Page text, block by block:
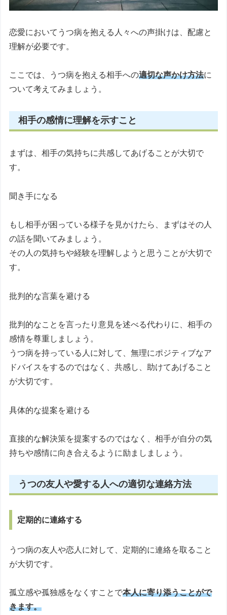
恋愛においてうつ病を抱える人々への声掛けは、配慮と
理解が必要です。
ここでは、うつ病を抱える相手への適切な声かけ方法に
ついて考えてみましょう。
相手の感情に理解を示すこと
まずは、相手の気持ちに共感してあげることが大切で
す。
聞き手になる
もし相手が困っている様子を見かけたら、まずはその人
の話を聞いてみましょう。
その人の気持ちや経験を理解しようと思うことが大切で
す。
批判的な言葉を避ける
批判的なことを言ったり意見を述べる代わりに、相手の
感情を尊重しましょう。
うつ病を持っている人に対して、無理にポジティブなア
ドバイスをするのではなく、共感し、助けてあげること
が大切です。
具体的な提案を避ける
直接的な解決策を提案するのではなく、相手が自分の気
持ちや感情に向き合えるように励ましましょう。
うつの友人や愛する人への適切な連絡方法
定期的に連絡する
うつ病の友人や恋人に対して、定期的に連絡を取ること
が大切です。
孤立感や孤独感をなくすことで本人に寄り添うことがで
きます。